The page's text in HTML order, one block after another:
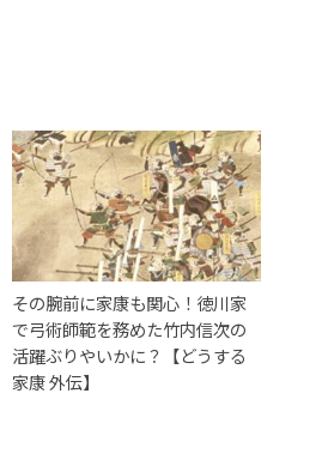
その腕前に家康も関心！徳川家
で弓術師範を務めた竹内信次の
活躍ぶりやいかに？【どうする
家康 外伝】